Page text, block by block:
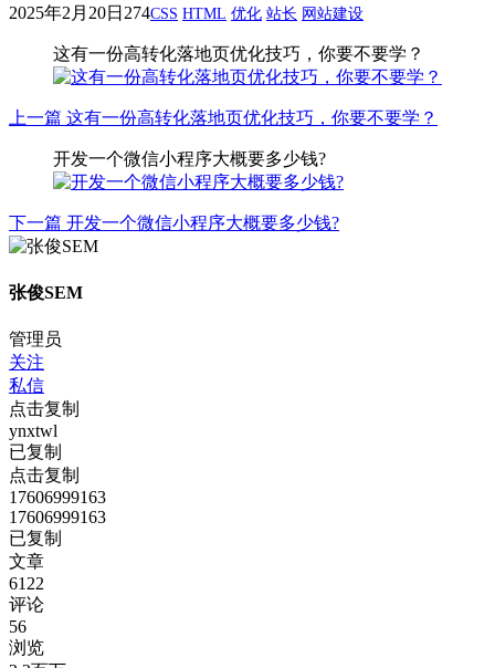
2025年2月20日 274CSS HTML 优化 站长 网站建设
这有一份高转化落地页优化技巧，你要不要学？
上一篇 这有一份高转化落地页优化技巧，你要不要学？
开发一个微信小程序大概要多少钱?
下一篇 开发一个微信小程序大概要多少钱?
张俊SEM
管理员
关注
私信
点击复制
ynxtwl
已复制
点击复制
17606999163
17606999163
已复制
文章
6122
评论
56
浏览